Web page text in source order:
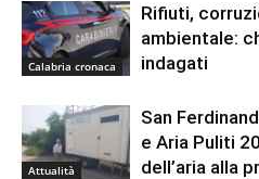
Calabria cronaca
Rifiuti,
ambientale:
indagati
Attualità
San
e Aria Puliti
dell’aria alla